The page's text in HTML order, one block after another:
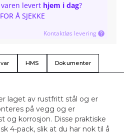
levert hjem i dag?
Å SJEKKE
Kontaktløs levering
HMS Dokumenter
laget av rustfritt stål og er
på vegg og er
og korrosjon. Disse praktiske
4-pack, slik at du har nok til å